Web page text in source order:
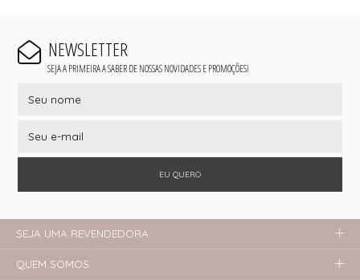
NEWSLETTER
SEJA A PRIMEIRA A SABER DE NOSSAS NOVIDADES E PROMOÇÕES!
EU QUERO
SEJA UMA REVENDEDORA
QUEM SOMOS